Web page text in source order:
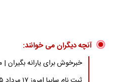
آنچه دیگران می خوانند:
خبرخوش برای یارانه بگیران | مبلغ وام